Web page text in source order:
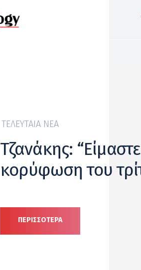
ΤΕΛΕΥΤΑΊΑ ΝΈΑ
Τζανάκης:
κορύφωση του
ΠΕΡΙΣΣΟΤΕΡΑ